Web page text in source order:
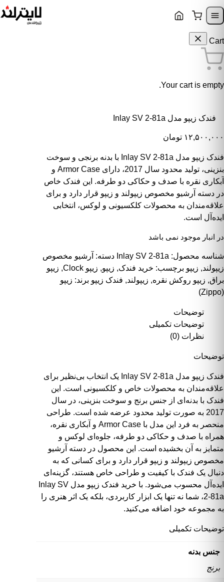
Skip to navigation
Cart
Your cart is empty.
فندک زیپو مدل Inlay SV 2-81a
۱۲,۵۰۰,۰۰۰ تومان
فندک زیپو مدل Inlay SV 2-81a با بدنه برنجی و سوخت
بنزینی، تولید محدود سال 2017، دارای Armor Case و
آبکاری نقره با صدف و حکاکی دو طرفه. این فندک خاص
در دسته آرشیو مخصوص زیپولند و زیپو قرار دارد و برای
علاقه‌مندان به محصولات کلکسیونی و لوکس، انتخابی
ایده‌آل است.
در انبار موجود نمی باشد
شناسه محصول: Inlay SV 2-81a دسته: آرشیو مخصوص
زیپولند, زیپو برچسب: خرید فندک, زیپو, زیپو Clock , زیپو
براق, زیپو روکش نقره, زیپولند, فندک زیپو برند: زیپو
(Zippo)
توضیحات
توضیحات تکمیلی
نظرات (0)
توضیحات
فندک زیپو مدل Inlay SV 2-81a یک انتخاب بی‌نظیر برای
علاقه‌مندان به محصولات خاص و کلکسیونی است. این
فندک با بدنه‌ای از جنس برنج و سوخت بنزینی، در سال
2017 به صورت تولید محدود عرضه شده است. طراحی
منحصر به فرد این مدل با Armor Case و آبکاری نقره،
همراه با صدف و حکاکی دو طرفه، جلوه‌ای لوکس و
متمایز به آن بخشیده است. این محصول در دسته آرشیو
مخصوص زیپولند و زیپو قرار دارد و برای کسانی که به
دنبال یک فندک با کیفیت و طراحی خاص هستند، گزینه‌ای
ایده‌آل محسوب می‌شود. با خرید فندک زیپو مدل Inlay SV
2-81a، شما نه تنها یک ابزار کاربردی، بلکه یک اثر هنری را
به مجموعه خود اضافه می‌کنید.
توضیحات تکمیلی
جنس بدنه
برنج